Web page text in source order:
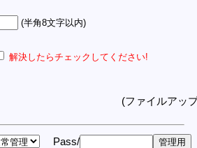
(半角8文字以内)
解決したらチェックしてください!
(ファイルアッ
Pass/